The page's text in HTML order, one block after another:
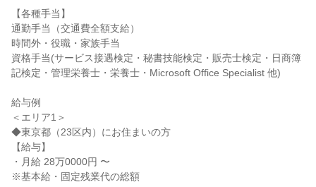
【各種手当】
通勤手当（交通費全額支給）
時間外・役職・家族手当
資格手当(サービス接遇検定・秘書技能検定・販売士検定・日商簿
記検定・管理栄養士・栄養士・Microsoft Office Specialist 他)
給与例
＜エリア1＞
◆東京都（23区内）にお住まいの方
【給与】
・月給 28万0000円 〜
※基本給・固定残業代の総額